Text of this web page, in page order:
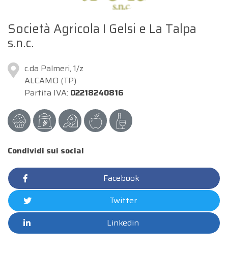
Società Agricola I Gelsi e La Talpa
s.n.c.
c.da Palmeri, 1/z
ALCAMO (TP)
Partita IVA: 02218240816
Condividi sui social
Facebook
Twitter
Linkedin